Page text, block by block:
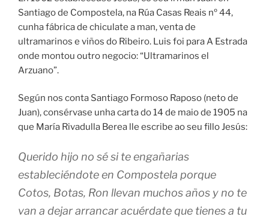
Santiago de Compostela, na Rúa Casas Reais nº 44,
cunha fábrica de chiculate a man, venta de
ultramarinos e viños do Ribeiro. Luis foi para A Estrada
onde montou outro negocio: “Ultramarinos el
Arzuano”.
Según nos conta Santiago Formoso Raposo (neto de
Juan), consérvase unha carta do 14 de maio de 1905 na
que María Rivadulla Berea lle escribe ao seu fillo Jesús:
Querido hijo no sé si te engañarias
estableciéndote en Compostela porque
Cotos, Botas, Ron llevan muchos años y no te
van a dejar arrancar acuérdate que tienes a tu